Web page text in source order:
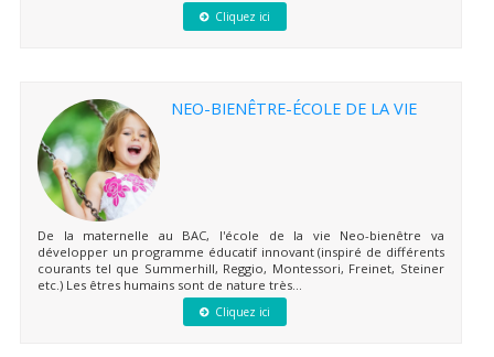
Cliquez ici
NEO-BIENÊTRE-ÉCOLE DE LA VIE
De la maternelle au BAC, l'école de la vie Neo-bienêtre va
développer un programme éducatif innovant (inspiré de différents
courants tel que Summerhill, Reggio, Montessori, Freinet, Steiner
etc.) Les êtres humains sont de nature très...
Cliquez ici